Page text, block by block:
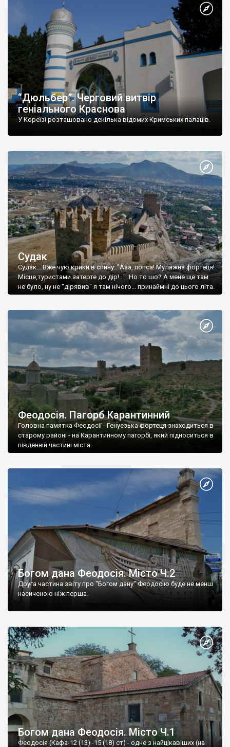
“Дюльбер”. Черговий витвір
геніального Краснова
У Кореїзі розташовано декілька відомих Кримських палаців.
Судак
Судак... Вже чую крики в спину: "Ааа, попса! Муляжна фортеця!
Місце,туристами затерте до дір!..." Но то шо? А мене ще там
не було, ну не "дірявив" я там нічого... принаймні до цього літа.
Феодосія. Пагорб Карантинний
Головна памятка Феодосії - Генуезька фортеця знаходиться в
старому районі - на Карантинному пагорбі, який підноситься в
південній частині міста.
Богом дана Феодосія. Місто Ч.2
Друга частина звіту про "Богом дану" Феодосію буде не менш
насиченою ніж перша.
Богом дана Феодосія. Місто Ч.1
Феодосія (Кафа-12 (13) -15 (18) ст) - одне з найцікавіших (на